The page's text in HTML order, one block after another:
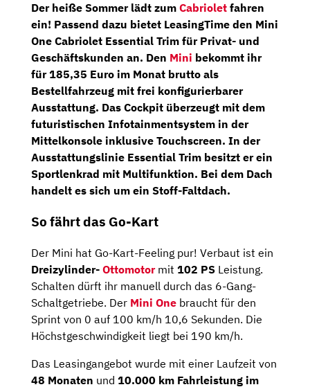
Der heiße Sommer lädt zum Cabriolet fahren
ein! Passend dazu bietet LeasingTime den Mini
One Cabriolet Essential Trim für Privat- und
Geschäftskunden an. Den Mini bekommt ihr
für185,35 Euro im Monat brutto als
Bestellfahrzeug mit frei konfigurierbarer
Ausstattung. Das Cockpit überzeugt mit dem
futuristischen Infotainmentsystem in der
Mittelkonsole inklusive Touchscreen. In der
Ausstattungslinie Essential Trim besitzt er ein
Sportlenkrad mit Multifunktion. Bei dem Dach
handelt es sich um ein Stoff-Faltdach.
So fährt das Go-Kart
Der Mini hat Go-Kart-Feeling pur! Verbaut ist ein
Dreizylinder- Ottomotormit 102 PS Leistung.
Schalten dürft ihr manuell durch das 6-Gang-
Schaltgetriebe. Der Mini One braucht für den
Sprint von 0 auf 100 km/h 10,6 Sekunden. Die
Höchstgeschwindigkeit liegt bei 190 km/h.
Das Leasingangebot wurde mit einer Laufzeit von
48 Monaten und 10.000 km Fahrleistung im